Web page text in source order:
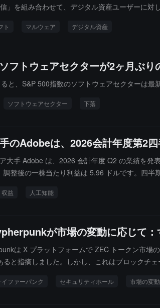
」を組み合わせて、デジタル資産ユーザーに対
ト マルウェア デジタル資産
フトウェアセクターが2ヶ月ぶ
と、S&P 500指数のソフトウェアセクターは最
ソフトウェアセクター 下落
のAdobeは、2026会計年度第2
大手 Adobe は、2026 会計年度 Q2 の業績を
調整後の一株当たり利益は 5.96 ドルです。四
期の記録的な収益は顧客の人工知能製品に対す
収益 人工知能
が市場の変動に応じて
は X プラットフォームで ZEC トークン市場
ると指摘しました。しかし、これはブロックチ
じてこの能力を示すことができます。以前の報
イファーパンク セキュリティホール 市場の変動